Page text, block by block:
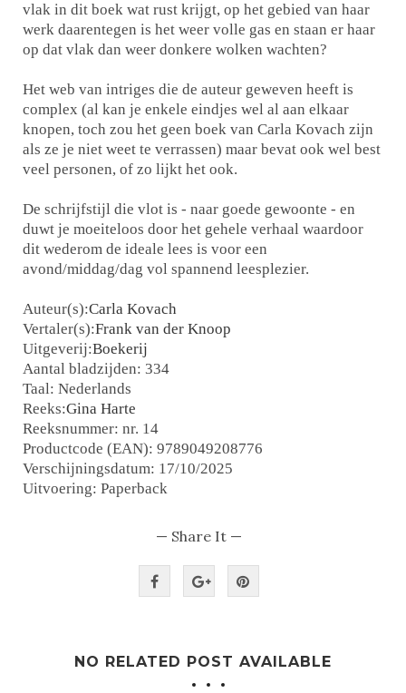
vlak in dit boek wat rust krijgt, op het gebied van haar
werk daarentegen is het weer volle gas en staan er haar
op dat vlak dan weer donkere wolken wachten?
Het web van intriges die de auteur geweven heeft is
complex (al kan je enkele eindjes wel al aan elkaar
knopen, toch zou het geen boek van Carla Kovach zijn
als ze je niet weet te verrassen) maar bevat ook wel best
veel personen, of zo lijkt het ook.
De schrijfstijl die vlot is - naar goede gewoonte - en
duwt je moeiteloos door het gehele verhaal waardoor
dit wederom de ideale lees is voor een
avond/middag/dag vol spannend leesplezier.
Auteur(s):Carla Kovach
Vertaler(s):Frank van der Knoop
Uitgeverij:Boekerij
Aantal bladzijden: 334
Taal: Nederlands
Reeks:Gina Harte
Reeksnummer: nr. 14
Productcode (EAN): 9789049208776
Verschijningsdatum: 17/10/2025
Uitvoering: Paperback
— Share It —
NO RELATED POST AVAILABLE